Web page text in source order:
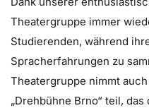
Theatergruppe immer
Studierenden, während
Spracherfahrungen zu
Theatergruppe nimmt
„Drehbühne Brno“ teil,